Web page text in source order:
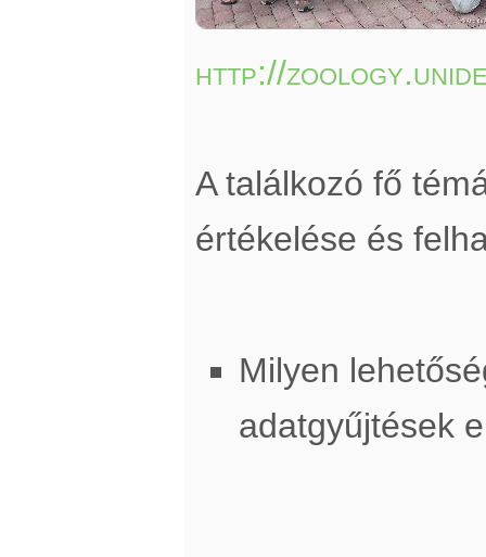
http://
A találkozó fő
értékelése és
Milyen
adatgyűjtések